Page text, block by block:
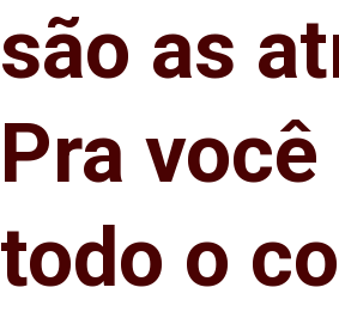
são as
Pra
todo o
são as
Pra
todo o